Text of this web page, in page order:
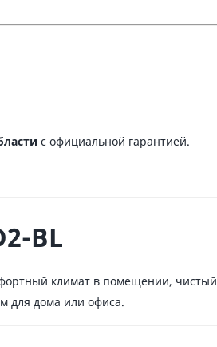
с официальной гарантией.
BL
климат в помещении, чистый
для дома или офиса.